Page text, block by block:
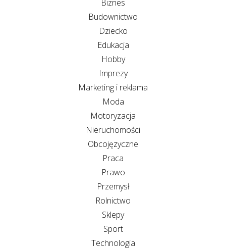
Biznes
Budownictwo
Dziecko
Edukacja
Hobby
Imprezy
Marketing i reklama
Moda
Motoryzacja
Nieruchomości
Obcojęzyczne
Praca
Prawo
Przemysł
Rolnictwo
Sklepy
Sport
Technologia